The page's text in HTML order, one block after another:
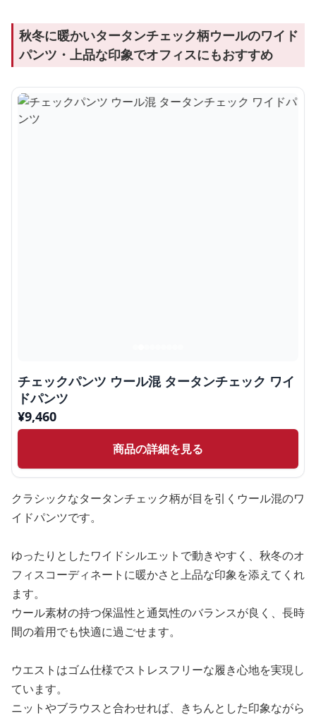
秋冬に暖かいタータンチェック柄ウールのワイド
パンツ・上品な印象でオフィスにもおすすめ
チェックパンツ ウール混 タータンチェック ワイ
ドパンツ
¥9,460
商品の詳細を見る
クラシックなタータンチェック柄が目を引くウール混のワ
イドパンツです。
ゆったりとしたワイドシルエットで動きやすく、秋冬のオ
フィスコーディネートに暖かさと上品な印象を添えてくれ
ます。
ウール素材の持つ保温性と通気性のバランスが良く、長時
間の着用でも快適に過ごせます。
ウエストはゴム仕様でストレスフリーな履き心地を実現し
ています。
ニットやブラウスと合わせれば、きちんとした印象ながら